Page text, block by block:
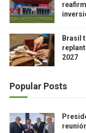
Brasil
2027
Popular Posts